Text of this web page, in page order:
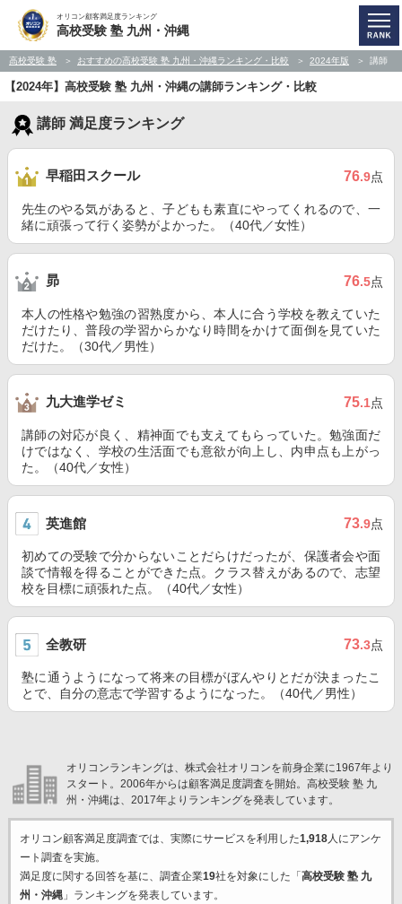
オリコン顧客満足度ランキング
高校受験 塾 九州・沖縄
高校受験 塾 おすすめの高校受験 塾 九州・沖縄ランキング・比較 2024年版 講師
【2024年】高校受験 塾 九州・沖縄の講師ランキング・比較
講師 満足度ランキング
早稲田スクール 76.9点
先生のやる気があると、子どもも素直にやってくれるので、一
緒に頑張って行く姿勢がよかった。（40代／女性）
昴 76.5点
本人の性格や勉強の習熟度から、本人に合う学校を教えていた
だけたり、普段の学習からかなり時間をかけて面倒を見ていた
だけた。（30代／男性）
九大進学ゼミ 75.1点
講師の対応が良く、精神面でも支えてもらっていた。勉強面だ
けではなく、学校の生活面でも意欲が向上し、内申点も上がっ
た。（40代／女性）
英進館 73.9点
初めての受験で分からないことだらけだったが、保護者会や面
談で情報を得ることができた点。クラス替えがあるので、志望
校を目標に頑張れた点。（40代／女性）
全教研 73.3点
塾に通うようになって将来の目標がぼんやりとだが決まったこ
とで、自分の意志で学習するようになった。（40代／男性）
オリコンランキングは、株式会社オリコンを前身企業に1967年より
スタート。2006年からは顧客満足度調査を開始。高校受験 塾 九
州・沖縄は、2017年よりランキングを発表しています。
オリコン顧客満足度調査では、実際にサービスを利用した1,918人にアンケ
ート調査を実施。
満足度に関する回答を基に、調査企業19社を対象にした「 高校受験 塾 九
州・沖縄」ランキングを発表しています。